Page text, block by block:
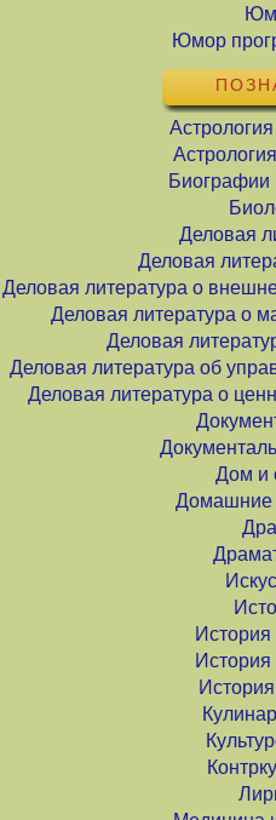
Юмор
Деловая
Деловая
Деловая литература о
Деловая литература о
Деловая
Деловая литература об
Деловая литература о
Дом и
Домашние
История